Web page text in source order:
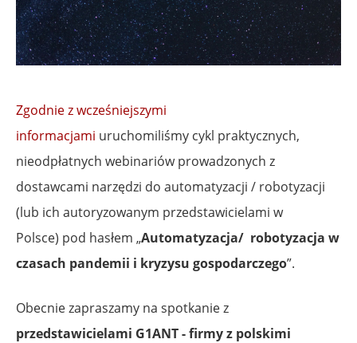
Zgodnie z wcześniejszymi
informacjami uruchomiliśmy cykl praktycznych,
nieodpłatnych webinariów prowadzonych z
dostawcami narzędzi do automatyzacji / robotyzacji
(lub ich autoryzowanym przedstawicielami w
Polsce) pod hasłem „Automatyzacja/ robotyzacja w
czasach pandemii i kryzysu gospodarczego”.
Obecnie zapraszamy na spotkanie z
przedstawicielami G1ANT - firmy z polskimi